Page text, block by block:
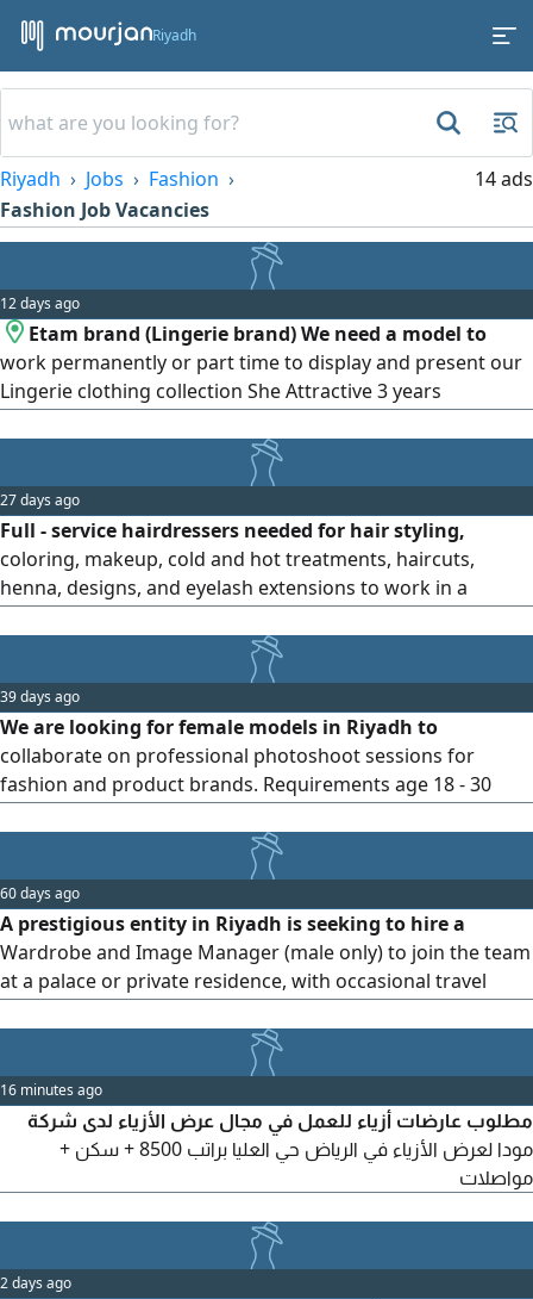
Riyadh
Riyadh Jobs
Fashion
Fashion Job Vacancies
14 ads
12 days ago
Etam brand (Lingerie brand) We need a model to
work permanently or part time to display and present our
Lingerie clothing collection She Attractive 3 years
will be show (Sleepwear Shapewear Lingerie Evening dress
27 days ago
Full - service hairdressers needed for hair styling,
coloring, makeup, cold and hot treatments, haircuts,
henna, designs, and eyelash extensions to work in a
39 days ago
We are looking for female models in Riyadh to
collaborate on professional photoshoot sessions for
fashion and product brands. Requirements age 18 - 30
apply, send your name - age - height - city - 3 to 5 recent
photos - contact number or Instagram account. Qualified
candidates who meet the requirements will be contacted
60 days ago
A prestigious entity in Riyadh is seeking to hire a
Wardrobe and Image Manager (male only) to join the team
at a palace or private residence, with occasional travel
Responsibilities Daily care of the wardrobe, including
organizing and inspecting luxury garments and bespoke
pieces. Managing and preparing travel luggage with high
precision, organizing it before
16 minutes ago
مطلوب عارضات أزياء للعمل في مجال عرض الأزياء لدى شركة
مودا لعرض الأزياء في الرياض حي العليا براتب 8500 + سكن +
مواصلات
2 days ago